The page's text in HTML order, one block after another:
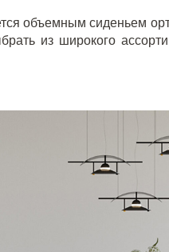
объемным сиденьем
из широкого